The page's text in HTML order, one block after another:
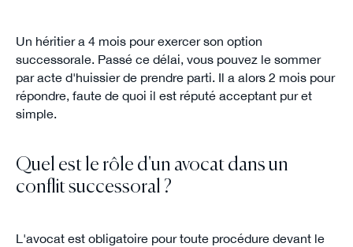
Un héritier a 4 mois pour exercer son option
successorale. Passé ce délai, vous pouvez le sommer
par acte d'huissier de prendre parti. Il a alors 2 mois pour
répondre, faute de quoi il est réputé acceptant pur et
simple.
Quel est le rôle d'un avocat dans un
conflit successoral ?
L'avocat est obligatoire pour toute procédure devant le